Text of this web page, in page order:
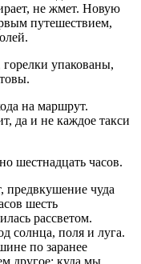
не жмет. Новую
путешествием,
упакованы,
на маршрут.
да и не каждое такси
шестнадцать часов.
предвкушение чуда
шесть
рассветом.
солнца, поля и луга.
по заранее
другое: куда мы